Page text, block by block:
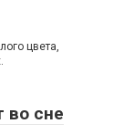
цвета,
во сне